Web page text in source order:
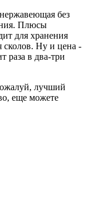
без
Плюсы
для хранения
сколов. Ну и цена -
раза в два-три
лучший
еще можете